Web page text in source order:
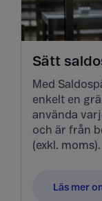
Sätt
Med
enkelt en
använda
och är från
(exkl. moms).
Läs mer